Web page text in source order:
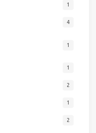
1
4
1
1
2
1
2